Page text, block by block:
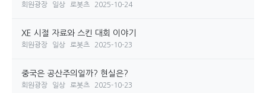
회원광장 일상 로봇츠 2025-10-24
XE 시절 자료와 스킨 대회 이야기
회원광장 일상 로봇츠 2025-10-23
중국은 공산주의일까? 현실은?
회원광장 일상 로봇츠 2025-10-23